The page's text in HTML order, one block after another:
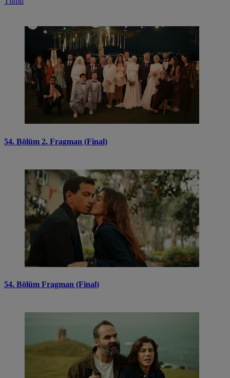
54. Bölüm 2. Fragman (Final)
54. Bölüm Fragman (Final)